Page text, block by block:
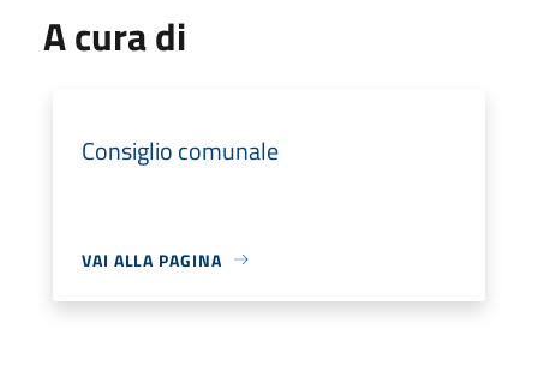
A cura di
Consiglio comunale
VAI ALLA PAGINA